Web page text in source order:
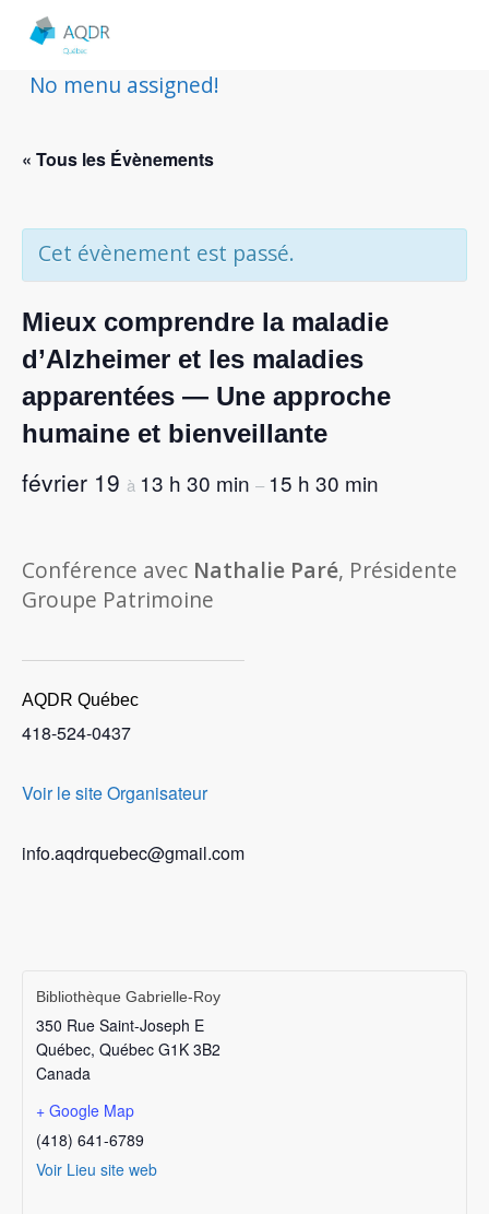
No menu assigned!
« Tous les Évènements
Cet évènement est passé.
Mieux comprendre la maladie
d’Alzheimer et les maladies
apparentées — Une approche
humaine et bienveillante
février 19 à 13 h 30 min – 15 h 30 min
Conférence avec Nathalie Paré, Présidente
Groupe Patrimoine
AQDR Québec
418-524-0437
Voir le site Organisateur
info.aqdrquebec@gmail.com
Bibliothèque Gabrielle-Roy
350 Rue Saint-Joseph E
Québec, Québec G1K 3B2
Canada
+ Google Map
(418) 641-6789
Voir Lieu site web